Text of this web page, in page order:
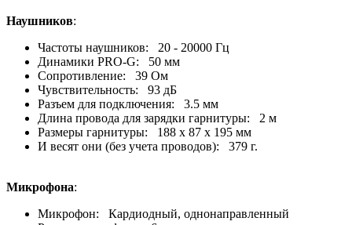
Наушников:
Частоты наушников: 20 - 20000 Гц
Динамики PRO-G: 50 мм
Сопротивление: 39 Ом
Чувствительность: 93 дБ
Разъем для подключения: 3.5 мм
Длина провода для зарядки гарнитуры: 2 м
Размеры гарнитуры: 188 х 87 х 195 мм
И весят они (без учета проводов): 379 г.
Микрофона:
Микрофон: Кардиодный, однонаправленный